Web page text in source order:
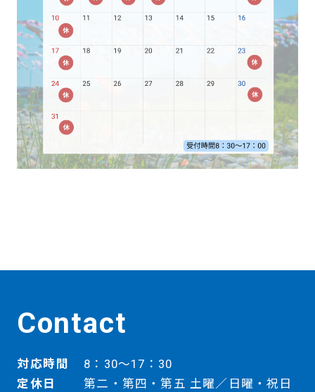
Contact
対応時間
8：30～17：30
定休日
第二・第四・第五 土曜／日曜・祝日